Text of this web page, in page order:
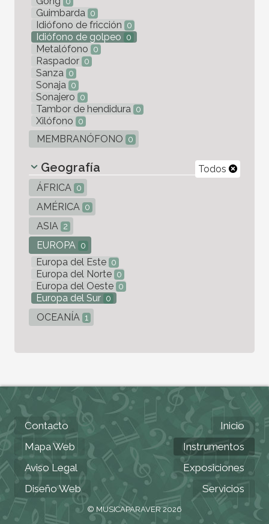
Guimbarda 0
Idiófono de fricción 0
Idiófono de golpeo 0
Metalófono 0
Raspador 0
Sanza 0
Sonaja 0
Sonajero 0
Tambor de hendidura 0
Xilófono 0
MEMBRANÓFONO 0
Todos
Geografía
ÁFRICA 0
AMÉRICA 0
ASIA 2
EUROPA 0
Europa del Este 0
Europa del Norte 0
Europa del Oeste 0
Europa del Sur 0
OCEANÍA 1
Contacto
Mapa Web
Aviso Legal
Diseño Web
Inicio
Instrumentos
Exposiciones
Servicios
© MUSICAPARAVER 2026